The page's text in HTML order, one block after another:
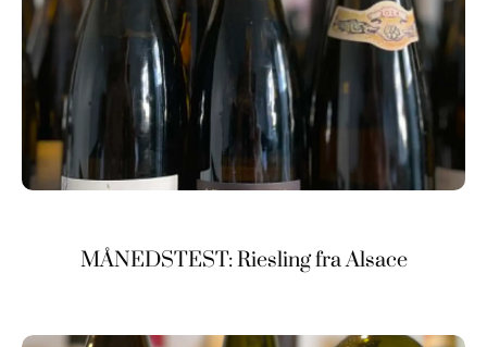
MÅNEDSTEST: Riesling fra Alsace